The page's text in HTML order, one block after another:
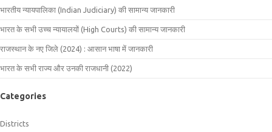
भारतीय न्यायपालिका (Indian Judiciary) की सामान्य जानकारी
भारत के सभी उच्च न्यायालयों (High Courts) की सामान्य जानकारी
राजस्थान के नए जिले (2024) : आसान भाषा में जानकारी
भारत के सभी राज्य और उनकी राजधानी (2022)
Categories
Districts